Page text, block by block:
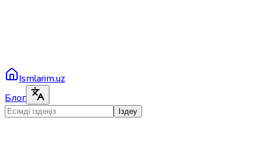
Ismlarim.uz
Блог
Іздеу